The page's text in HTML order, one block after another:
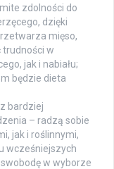
zdolności do
dzięki
mięso,
trudności w
jak i nabiału;
będzie dieta
bardziej
– radzą sobie
jak i roślinnymi,
wcześniejszych
w wyborze